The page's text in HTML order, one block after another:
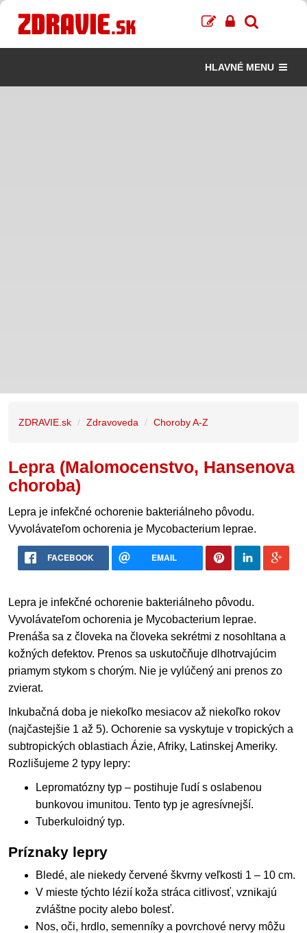
HLAVNÉ MENU
ZDRAVIE.sk Zdravoveda Choroby A-Z
Lepra (Malomocenstvo, Hansenova
choroba)
Lepra je infekčné ochorenie bakteriálneho pôvodu.
Vyvolávateľom ochorenia je Mycobacterium leprae.
FACEBOOK EMAIL
Lepra je infekčné ochorenie bakteriálneho pôvodu.
Vyvolávateľom ochorenia je Mycobacterium leprae.
Prenáša sa z človeka na človeka sekrétmi z nosohltana a
kožných defektov. Prenos sa uskutočňuje dlhotrvajúcim
priamym stykom s chorým. Nie je vylúčený ani prenos zo
zvierat.
Inkubačná doba je niekoľko mesiacov až niekoľko rokov
(najčastejšie 1 až 5). Ochorenie sa vyskytuje v tropických a
subtropických oblastiach Ázie, Afriky, Latinskej Ameriky.
Rozlišujeme 2 typy lepry:
Lepromatózny typ – postihuje ľudí s oslabenou
bunkovou imunitou. Tento typ je agresívnejší.
Tuberkuloidný typ.
Príznaky lepry
Bledé, ale niekedy červené škvrny veľkosti 1 – 10 cm.
V mieste týchto lézií koža stráca citlivosť, vznikajú
zvláštne pocity alebo bolesť.
Nos, oči, hrdlo, semenníky a povrchové nervy môžu